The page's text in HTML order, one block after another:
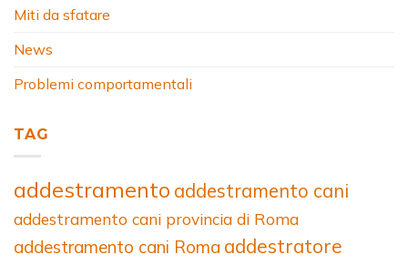
Miti da sfatare
News
Problemi comportamentali
TAG
addestramento addestramento cani
addestramento cani provincia di Roma
addestramento cani Roma addestratore